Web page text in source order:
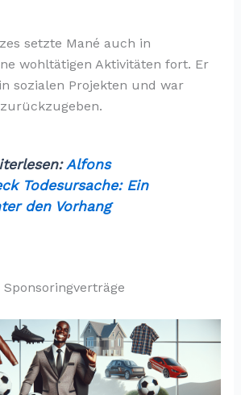
setzte Mané auch in
wohltätigen Aktivitäten fort. Er
sozialen Projekten und war
Alfons
Todesursache: Ein
den Vorhang